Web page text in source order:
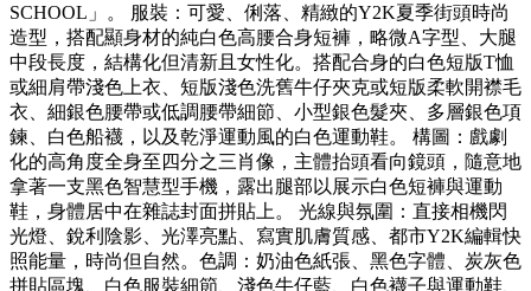
SCHOOL」。 服裝：可愛、俐落、精緻的Y2K夏季街頭時尚
造型，搭配顯身材的純白色高腰合身短褲，略微A字型、大腿
中段長度，結構化但清新且女性化。搭配合身的白色短版T恤
或細肩帶淺色上衣、短版淺色洗舊牛仔夾克或短版柔軟開襟毛
衣、細銀色腰帶或低調腰帶細節、小型銀色髮夾、多層銀色項
鍊、白色船襪，以及乾淨運動風的白色運動鞋。 構圖：戲劇
化的高角度全身至四分之三肖像，主體抬頭看向鏡頭，隨意地
拿著一支黑色智慧型手機，露出腿部以展示白色短褲與運動
鞋，身體居中在雜誌封面拼貼上。 光線與氛圍：直接相機閃
光燈、銳利陰影、光澤亮點、寫實肌膚質感、都市Y2K編輯快
照能量，時尚但自然。色調：奶油色紙張、黑色字體、炭灰色
拼貼區塊、白色服裝細節、淺色牛仔藍、白色襪子與運動鞋、